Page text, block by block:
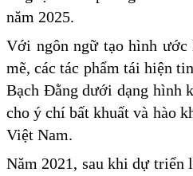
năm 2025.
Với ngôn ngữ tạo hình ước
mẽ, các tác phẩm tái hiện
Bạch Đằng dưới dạng hình
cho ý chí bất khuất và hào
Việt Nam.
Năm 2021, sau khi dự triển